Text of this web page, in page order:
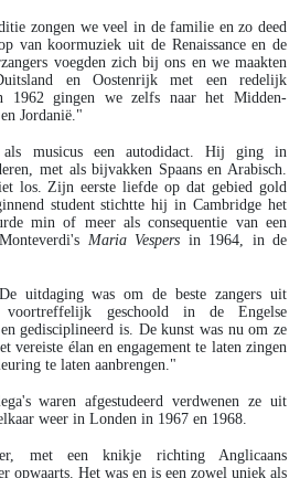
zongen we veel in de familie en zo deed
van koormuziek uit de Renaissance en de
voegden zich bij ons en we maakten
en Oostenrijk met een redelijk
1962 gingen we zelfs naar het Midden-
Jordanië."
als musicus een autodidact. Hij ging in
met als bijvakken Spaans en Arabisch.
los. Zijn eerste liefde op dat gebied gold
student stichtte hij in Cambridge het
min of meer als consequentie van een
Maria Vespers in 1964, in de
uitdaging was om de beste zangers uit
voortreffelijk geschoold in de Engelse
gedisciplineerd is. De kunst was nu om ze
vereiste élan en engagement te laten zingen
te laten aanbrengen."
waren afgestudeerd verdwenen ze uit
weer in Londen in 1967 en 1968.
met een knikje richting Anglicaans
opwaarts. Het was en is een zowel uniek als